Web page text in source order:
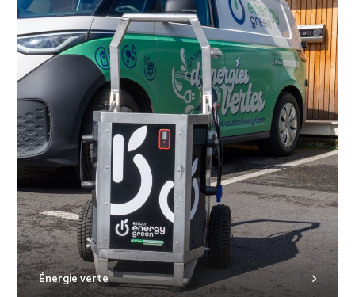
Énergie verte